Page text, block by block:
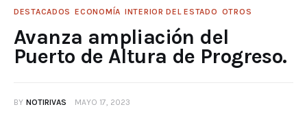
DESTACADOS ECONOMÍA INTERIOR DEL ESTADO OTROS
Avanza ampliación del
Puerto de Altura de Progreso.
BY NOTIRIVAS MAYO 17, 2023